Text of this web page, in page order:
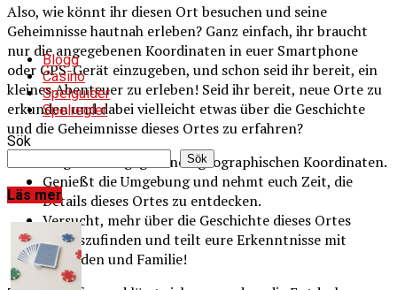
Also, wie könnt ihr diesen Ort besuchen und seine
Geheimnisse hautnah erleben? Ganz einfach, ihr braucht
nur die angegebenen Koordinaten in euer Smartphone
oder GPS-Gerät einzugeben, und schon seid ihr bereit, ein
kleines Abenteuer zu erleben! Seid ihr bereit, neue Orte zu
erkunden und dabei vielleicht etwas über die Geschichte
und die Geheimnisse dieses Ortes zu erfahren?
Folgt den angegebenen geographischen Koordinaten.
Genießt die Umgebung und nehmt euch Zeit, die
Details dieses Ortes zu entdecken.
Versucht, mehr über die Geschichte dieses Ortes
herauszufinden und teilt eure Erkenntnisse mit
Freunden und Familie!
Blogg
Casino
Spelguider
Spelregler
Sök
Sök
Läs mer